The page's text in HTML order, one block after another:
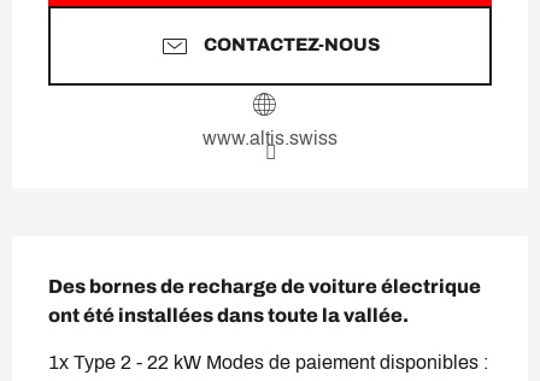
CONTACTEZ-NOUS
www.altis.swiss
Des bornes de recharge de voiture électrique
ont été installées dans toute la vallée.
1x Type 2 - 22 kW Modes de paiement disponibles :